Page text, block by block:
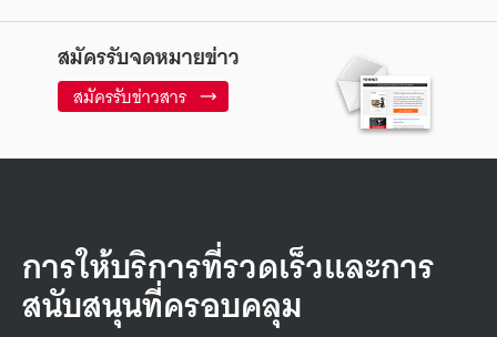
สมัครรับจดหมายข่าว
สมัครรับข่าวสาร
การให้บริการที่รวดเร็วและการ
สนับสนุนที่ครอบคลุม